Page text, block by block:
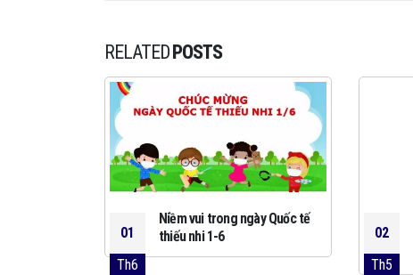
RELATEDPOSTS
01
Th6
Niềm vui trong ngày Quốc tế
thiếu nhi 1-6
02
Th5